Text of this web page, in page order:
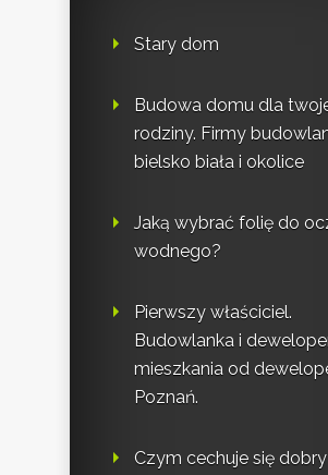
Stary dom
Budowa domu dla
rodziny. Firmy
bielsko biała i okolice
Jaką wybrać folię do
wodnego?
Pierwszy właściciel.
Budowlanka i
mieszkania od
Poznań.
Czym cechuje się dobry